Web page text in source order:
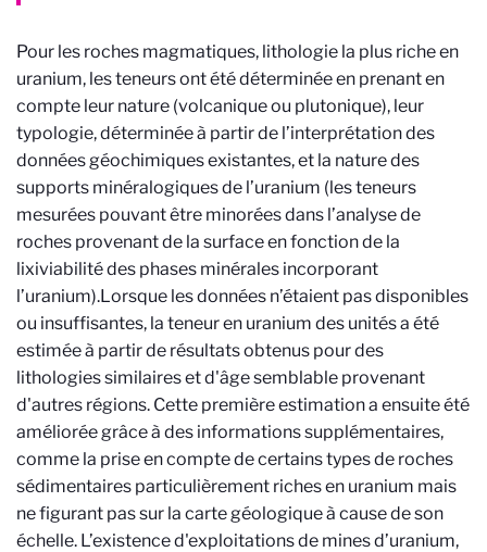
Pour les roches magmatiques, lithologie la plus riche en
uranium, les teneurs ont été déterminée en prenant en
compte leur nature (volcanique ou plutonique), leur
typologie, déterminée à partir de l’interprétation des
données géochimiques existantes, et la nature des
supports minéralogiques de l’uranium (les teneurs
mesurées pouvant être minorées dans l’analyse de
roches provenant de la surface en fonction de la
lixiviabilité des phases minérales incorporant
l’uranium).Lorsque les données n’étaient pas disponibles
ou insuffisantes, la teneur en uranium des unités a été
estimée à partir de résultats obtenus pour des
lithologies similaires et d'âge semblable provenant
d'autres régions. Cette première estimation a ensuite été
améliorée grâce à des informations supplémentaires,
comme la prise en compte de certains types de roches
sédimentaires particulièrement riches en uranium mais
ne figurant pas sur la carte géologique à cause de son
échelle. L’existence d'exploitations de mines d’uranium,